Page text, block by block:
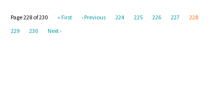
Page 228 of 230 « First ‹ Previous 224 225 226 227
228
229
230 Next ›